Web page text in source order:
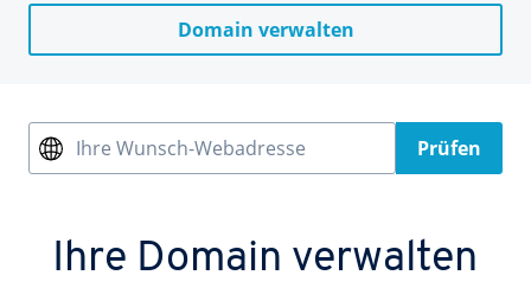
Domain verwalten
Ihre Wunsch-Webadresse Prüfen
Ihre Domain verwalten